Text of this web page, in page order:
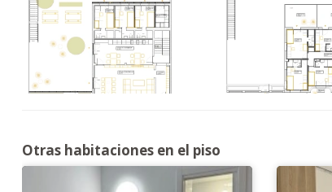
Otras habitaciones en el piso